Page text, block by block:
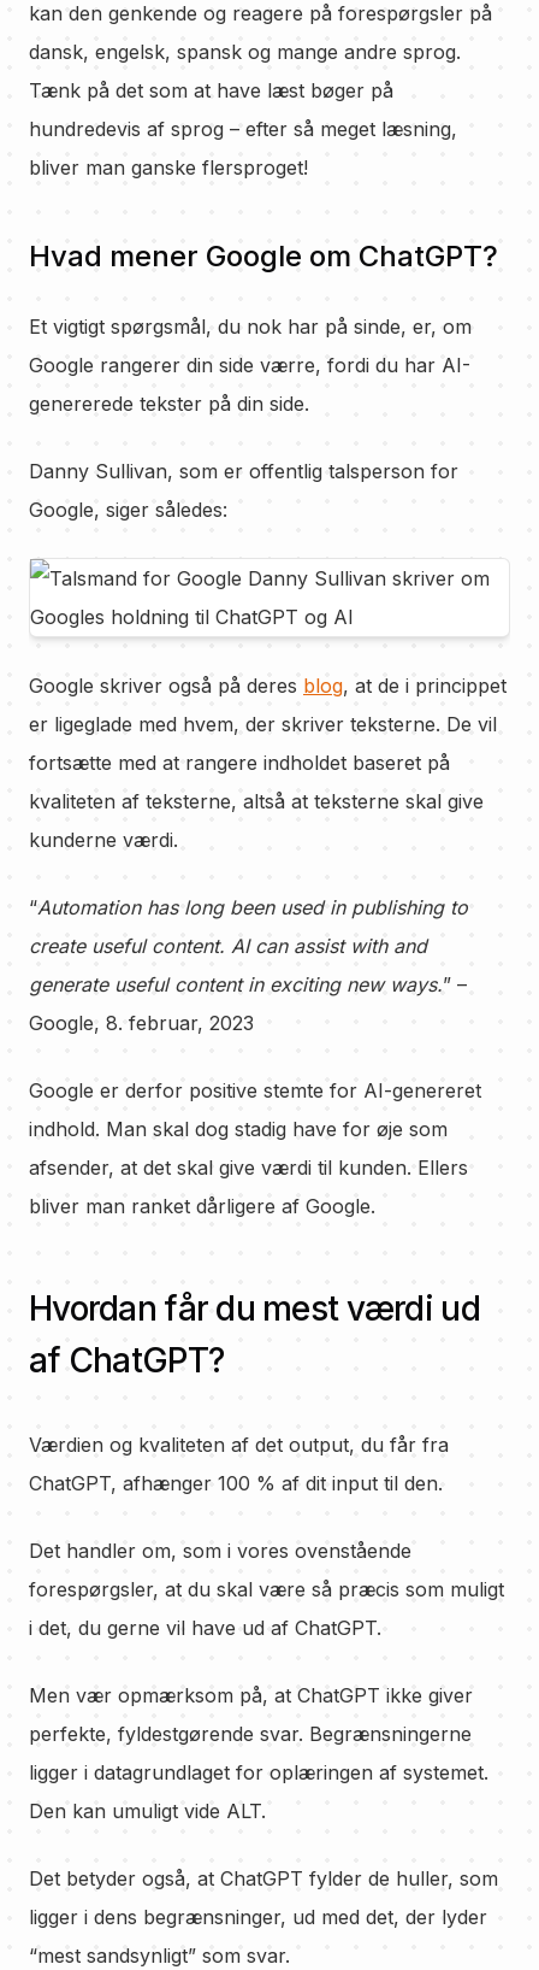
kan den genkende og reagere på forespørgsler på
dansk, engelsk, spansk og mange andre sprog.
Tænk på det som at have læst bøger på
hundredevis af sprog – efter så meget læsning,
bliver man ganske flersproget!
Hvad mener Google om ChatGPT?
Et vigtigt spørgsmål, du nok har på sinde, er, om
Google rangerer din side værre, fordi du har AI-
genererede tekster på din side.
Danny Sullivan, som er offentlig talsperson for
Google, siger således:
Google skriver også på deres blog, at de i princippet
er ligeglade med hvem, der skriver teksterne. De vil
fortsætte med at rangere indholdet baseret på
kvaliteten af teksterne, altså at teksterne skal give
kunderne værdi.
“Automation has long been used in publishing to
create useful content. AI can assist with and
generate useful content in exciting new ways.” –
Google, 8. februar, 2023
Google er derfor positive stemte for AI-genereret
indhold. Man skal dog stadig have for øje som
afsender, at det skal give værdi til kunden. Ellers
bliver man ranket dårligere af Google.
Hvordan får du mest værdi ud
af ChatGPT?
Værdien og kvaliteten af det output, du får fra
ChatGPT, afhænger 100 % af dit input til den.
Det handler om, som i vores ovenstående
forespørgsler, at du skal være så præcis som muligt
i det, du gerne vil have ud af ChatGPT.
Men vær opmærksom på, at ChatGPT ikke giver
perfekte, fyldestgørende svar. Begrænsningerne
ligger i datagrundlaget for oplæringen af systemet.
Den kan umuligt vide ALT.
Det betyder også, at ChatGPT fylder de huller, som
ligger i dens begrænsninger, ud med det, der lyder
“mest sandsynligt” som svar.